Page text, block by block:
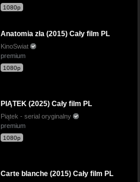
1080p
Anatomia zła (2015) Cały film PL
KinoSwiat
premium
1080p
PIĄTEK (2025) Cały film PL
Piątek - serial oryginalny
premium
1080p
Carte blanche (2015) Cały film PL